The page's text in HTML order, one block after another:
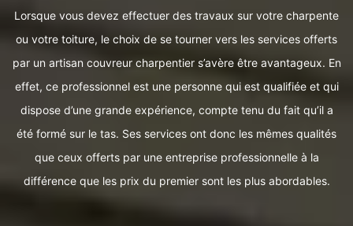
Lorsque vous devez effectuer des travaux sur votre charpente
ou votre toiture, le choix de se tourner vers les services offerts
par un artisan couvreur charpentier s’avère être avantageux. En
effet, ce professionnel est une personne qui est qualifiée et qui
dispose d’une grande expérience, compte tenu du fait qu’il a
été formé sur le tas. Ses services ont donc les mêmes qualités
que ceux offerts par une entreprise professionnelle à la
différence que les prix du premier sont les plus abordables.